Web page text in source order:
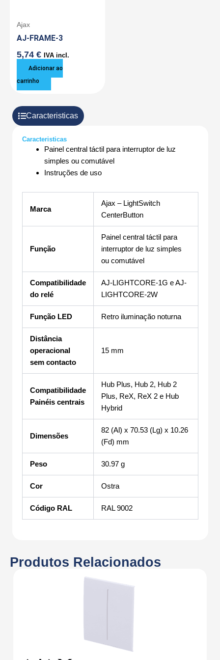
Ajax
AJ-FRAME-3
5,74 € IVA incl.
Adicionar ao
carrinho
Caracteristicas
Caracteristicas
Painel central táctil para interruptor de luz
simples ou comutável
Instruções de uso
Marca
Ajax – LightSwitch
CenterButton
Função
Painel central táctil para
interruptor de luz simples
ou comutável
Compatibilidade
do relé
AJ-LIGHTCORE-1G e AJ-
LIGHTCORE-2W
Função LED Retro iluminação noturna
Distância
operacional
sem contacto
15 mm
Compatibilidade
Painéis centrais
Hub Plus, Hub 2, Hub 2
Plus, ReX, ReX 2 e Hub
Hybrid
Dimensões
82 (Al) x 70.53 (Lg) x 10.26
(Fd) mm
Peso 30.97 g
Cor Ostra
Código RAL RAL 9002
Produtos Relacionados